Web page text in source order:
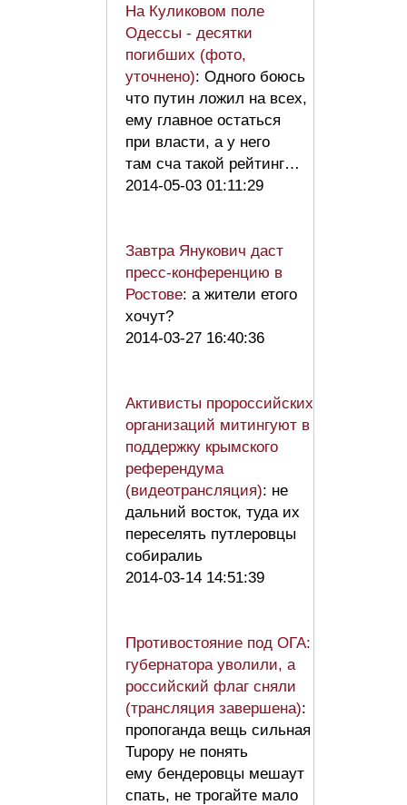
На Куликовом поле
Одессы - десятки
погибших (фото,
уточнено): Одного боюсь
что путин ложил на всех,
ему главное остаться
при власти, а у него
там сча такой рейтинг…
2014-05-03 01:11:29
Завтра Янукович даст
пресс-конференцию в
Ростове: а жители етого
хочут?
2014-03-27 16:40:36
Активисты пророссийских
организаций митингуют в
поддержку крымского
референдума
(видеотрансляция): не
дальний восток, туда их
переселять путлеровцы
собиралиь
2014-03-14 14:51:39
Противостояние под ОГА:
губернатора уволили, а
российский флаг сняли
(трансляция завершена):
пропоганда вещь сильная
Tupopу не понять
ему бендеровцы мешаут
спать, не трогайте мало